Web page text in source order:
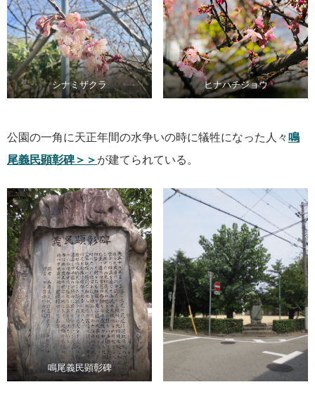
シナミザクラ ヒナハチジョウ
公園の一角に天正年間の水争いの時に犠牲になった人々鳴
尾義民顕彰碑＞＞ が建てられている。
鳴尾義民顕彰碑